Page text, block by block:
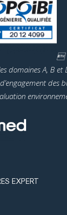

domaines A, B et
des
EXPERT